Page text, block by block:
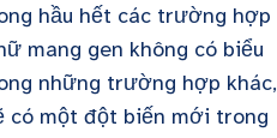
hầu hết các trường hợp
mang gen không có biểu
những trường hợp khác,
có một đột biến mới trong